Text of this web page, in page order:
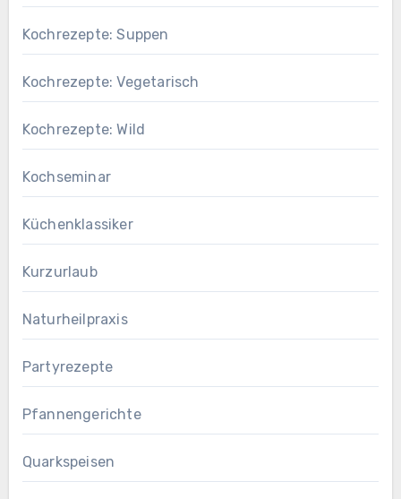
Kochrezepte: Suppen
Kochrezepte: Vegetarisch
Kochrezepte: Wild
Kochseminar
Küchenklassiker
Kurzurlaub
Naturheilpraxis
Partyrezepte
Pfannengerichte
Quarkspeisen